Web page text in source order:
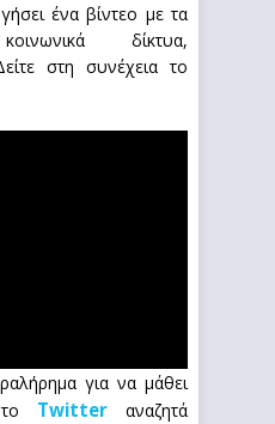
ένα βίντεο με τα
δίκτυα,
στη συνέχεια το
για να μάθει
το Twitterαναζητά